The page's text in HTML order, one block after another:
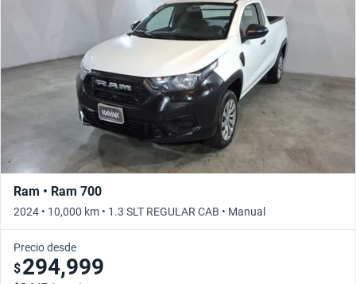
Ram • Ram 700
2024 • 10,000 km • 1.3 SLT REGULAR CAB • Manual
Precio desde
$294,999